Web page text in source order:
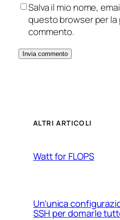
Salva il mio nome,
questo browser per
commento.
ALTRI ARTICOLI
Watt for FLOPS
Un’unica
SSH per domarle